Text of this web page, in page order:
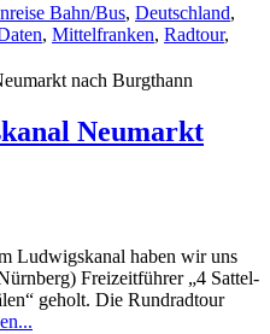
Bahn/Bus, Deutschland,
, Mittelfranken, Radtour,
Neumarkt
Ludwigskanal haben wir uns
Freizeitführer „4 Sattel-
geholt. Die Rundradtour